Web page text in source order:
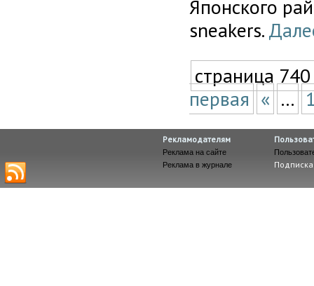
Японского
sneakers.
страница
первая « ...
Рекламодателям
Реклама на сайте
Реклама в журнале